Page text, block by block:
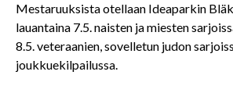
Mestaruuksista otellaan Ideaparkin
lauantaina 7.5. naisten ja miesten
8.5. veteraanien, sovelletun judon
joukkuekilpailussa.